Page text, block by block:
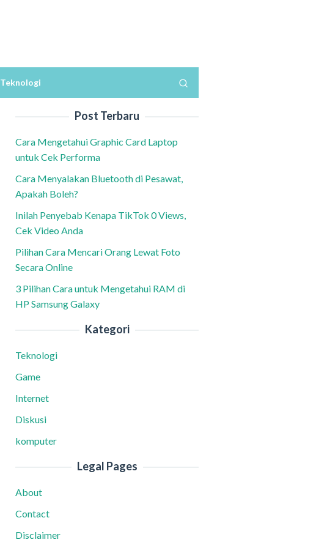
Teknologi
Post Terbaru
Cara Mengetahui Graphic Card Laptop
untuk Cek Performa
Cara Menyalakan Bluetooth di Pesawat,
Apakah Boleh?
Inilah Penyebab Kenapa TikTok 0 Views,
Cek Video Anda
Pilihan Cara Mencari Orang Lewat Foto
Secara Online
3 Pilihan Cara untuk Mengetahui RAM di
HP Samsung Galaxy
Kategori
Teknologi
Game
Internet
Diskusi
komputer
Legal Pages
About
Contact
Disclaimer